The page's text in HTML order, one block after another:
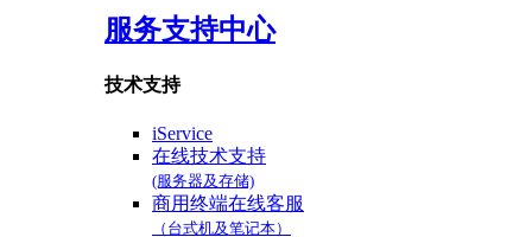
服务支持中心
技术支持
iService
在线技术支持
(服务器及存储)
商用终端在线客服
（台式机及笔记本）